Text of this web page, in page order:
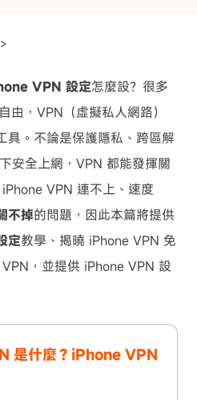
VPN 設定怎麼設？很多
由，VPN（虛擬私人網路）
具。不論是保護隱私、跨區解
安全上網，VPN 都能發揮關
VPN 連不上、速度
不掉的問題，因此本篇將提供
定教學、揭曉 iPhone VPN 免
，並提供 iPhone VPN 設
是什麼？iPhone VPN